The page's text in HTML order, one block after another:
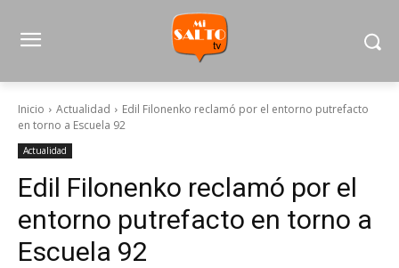
Inicio Actualidad
Edil Filonenko reclamó por el entorno putrefacto
en torno a Escuela 92
Actualidad
Edil Filonenko reclamó por el
entorno putrefacto en torno a
Escuela 92